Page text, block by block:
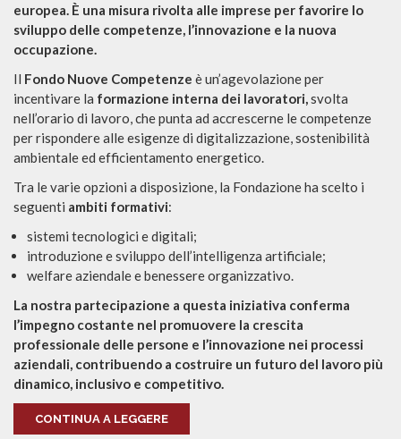
europea. È una misura rivolta alle imprese per favorire lo
sviluppo delle competenze, l’innovazione e la nuova
occupazione.
Il Fondo Nuove Competenze è un’agevolazione per
incentivare la formazione interna dei lavoratori,svolta
nell’orario di lavoro, che punta ad accrescerne le competenze
per rispondere alle esigenze di digitalizzazione, sostenibilità
ambientale ed efficientamento energetico.
Tra le varie opzioni a disposizione, la Fondazione ha scelto i
seguenti ambiti formativi:
sistemi tecnologici e digitali;
introduzione e sviluppo dell’intelligenza artificiale;
welfare aziendale e benessere organizzativo.
La nostra partecipazione a questa iniziativa conferma
l’impegno costante nel promuovere la crescita
professionale delle persone e l’innovazione nei processi
aziendali, contribuendo a costruire un futuro del lavoro più
dinamico, inclusivo e competitivo.
CONTINUA A LEGGERE